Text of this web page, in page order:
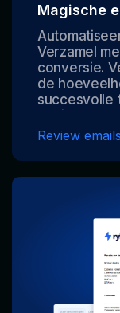
Magische
Verzamel
conversie.
de
succesvolle
designs
impact door
Review emails